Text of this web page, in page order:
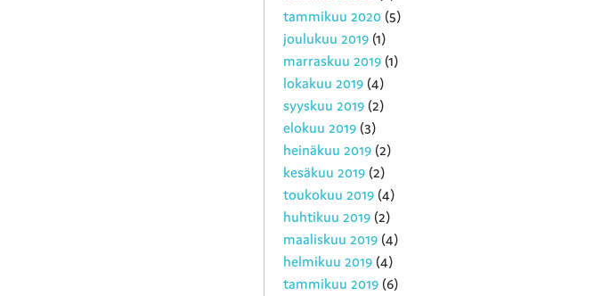
tammikuu 2020 (5)
joulukuu 2019 (1)
marraskuu 2019 (1)
lokakuu 2019 (4)
syyskuu 2019 (2)
elokuu 2019 (3)
heinäkuu 2019 (2)
kesäkuu 2019 (2)
toukokuu 2019 (4)
huhtikuu 2019 (2)
maaliskuu 2019 (4)
helmikuu 2019 (4)
tammikuu 2019 (6)